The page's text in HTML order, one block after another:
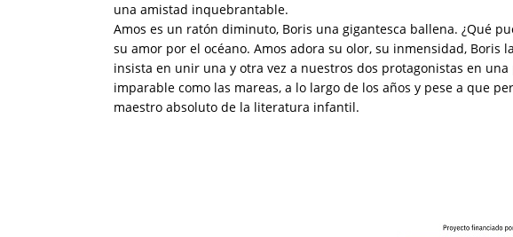
una amistad inquebrantable.
Amos es un ratón diminuto, Boris una gigantesca ballena. ¿Qué
su amor por el océano. Amos adora su olor, su inmensidad,
insista en unir una y otra vez a nuestros dos protagonistas en
imparable como las mareas, a lo largo de los años y pese a que
maestro absoluto de la literatura infantil.